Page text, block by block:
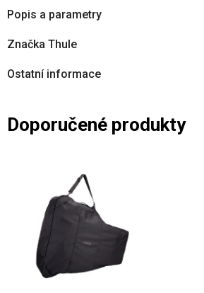
Popis a parametry
Značka Thule
Ostatní informace
Doporučené produkty